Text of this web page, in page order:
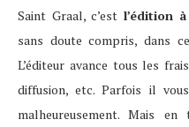
Saint Graal, c’est l’édition
sans doute compris, dans
L’éditeur avance tous les
diffusion, etc. Parfois il
malheureusement. Mais